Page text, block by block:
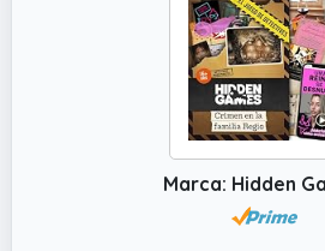
en cumpleaños, Navidad,
cualquier ocasión especial.
✔️ CONSEJOS Y
avanzas en la investigación?
preocupes, puedes obtener
Marca: Hidden